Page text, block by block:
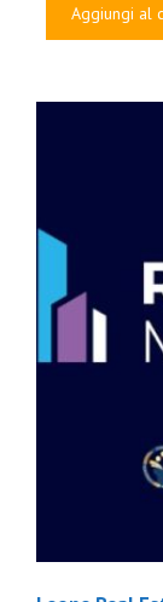
era:
Aggiungi al